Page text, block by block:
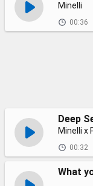
Minelli
00:36
Minelli x
00:32
What